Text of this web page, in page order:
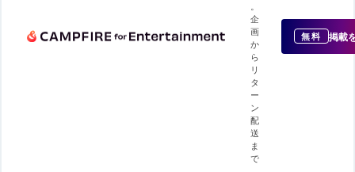
企
画
か
ら
リ
タ
ー
ン
配
送
ま
で
無料 掲載